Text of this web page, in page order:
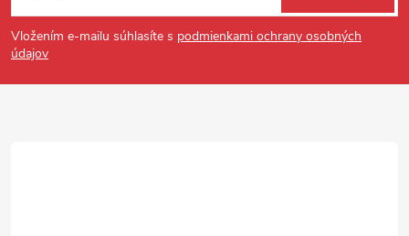
Vložením e-mailu súhlasíte s podmienkami ochrany osobných
údajov